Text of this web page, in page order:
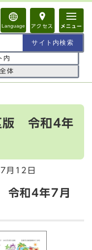
Language アクセス メニュー
内
体
版 令和4年
月12日
令和4年7月